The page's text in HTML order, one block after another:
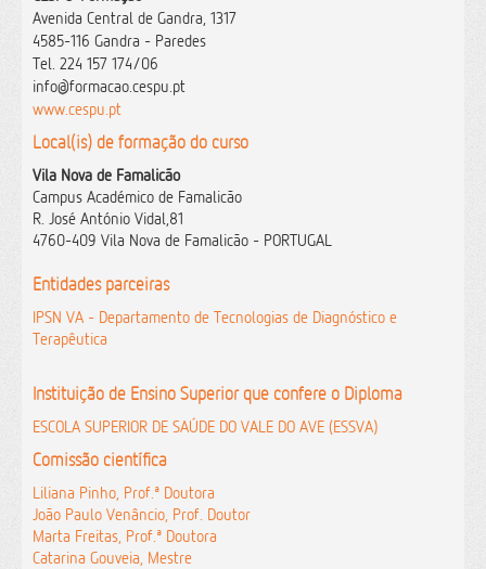
Avenida Central de Gandra, 1317
4585-116 Gandra - Paredes
Tel. 224 157 174/06
info@formacao.cespu.pt
www.cespu.pt
Local(is) de formação do curso
Vila Nova de Famalicão
Campus Académico de Famalicão
R. José António Vidal,81
4760-409 Vila Nova de Famalicão - PORTUGAL
Entidades parceiras
IPSN VA - Departamento de Tecnologias de Diagnóstico e
Terapêutica
Instituição de Ensino Superior que confere o Diploma
ESCOLA SUPERIOR DE SAÚDE DO VALE DO AVE (ESSVA)
Comissão científica
Liliana Pinho, Prof.ª Doutora
João Paulo Venâncio, Prof. Doutor
Marta Freitas, Prof.ª Doutora
Catarina Gouveia, Mestre